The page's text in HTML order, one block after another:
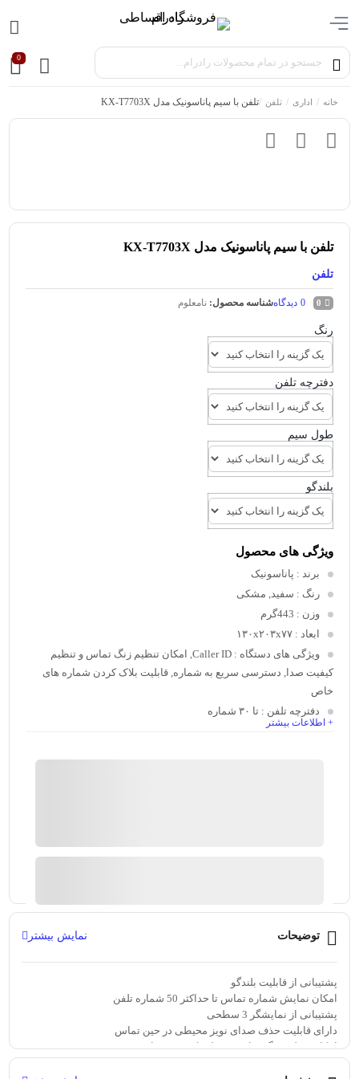
0
خانه / اداری / تلفن /تلفن با سیم پاناسونیک مدل KX-T7703X
تلفن با سیم پاناسونیک مدل KX-T7703X
تلفن
0
0 دیدگاهشناسه محصول:نامعلوم
رنگ
دفترچه تلفن
طول سیم
بلندگو
ویژگی های محصول
برند : پاناسونیک
رنگ : سفید, مشکی
وزن : 443گرم
ابعاد : ۱۳۰x۲۰۳x۷۷
ویژگی های دستگاه
: Caller ID, امکان تنظیم زنگ تماس و تنظیم
کیفیت صدا, دسترسی سریع به شماره, قابلیت بلاک کردن شماره های
خاص
دفترچه تلفن : تا ۳۰ شماره‌
+ اطلاعات بیشتر
توضیحات نمایش بیشتر
پشتیبانی از قابلیت بلندگو
امکان نمایش شماره تماس تا حداکثر 50 شماره تلفن
پشتیبانی از نمایشگر 3 سطحی
دارای قابلیت حذف صدای نویز محیطی در حین تماس
امکان تنظیم زنگ تماس و تنظیم کیفیت صدا